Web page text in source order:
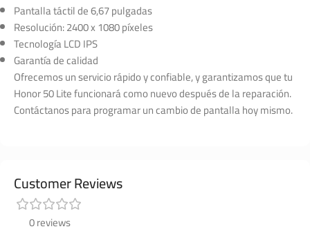
Pantalla táctil de 6,67 pulgadas
Resolución: 2400 x 1080 píxeles
Tecnología LCD IPS
Garantía de calidad
Ofrecemos un servicio rápido y confiable, y garantizamos que tu
Honor 50 Lite funcionará como nuevo después de la reparación.
Contáctanos para programar un cambio de pantalla hoy mismo.
Customer Reviews
0 reviews